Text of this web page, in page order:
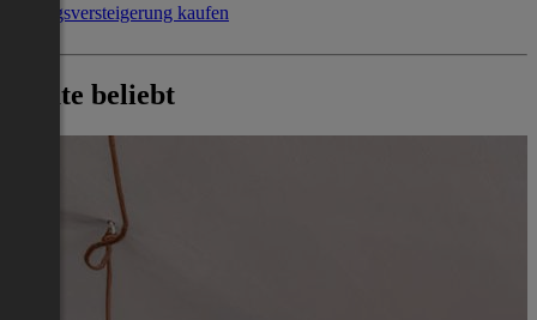
Zwangsversteigerung kaufen
Heute beliebt